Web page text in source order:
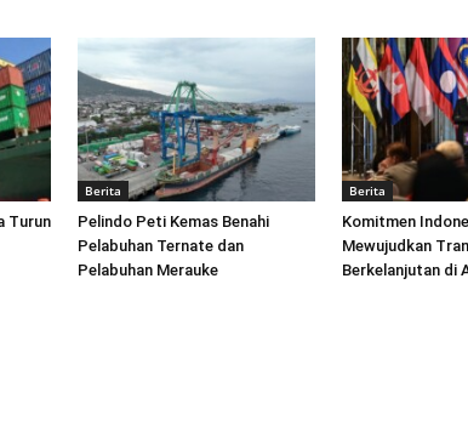
Turun
Berita
Pelindo Peti Kemas Benahi
Pelabuhan Ternate dan
Pelabuhan Merauke
Berita
Komitmen
Mewujudkan
Berkelanjutan di